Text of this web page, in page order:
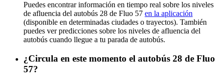
Puedes encontrar información en tiempo real sobre los niveles
de afluencia del autobús 28 de Fluo 57 en la aplicación
(disponible en determinadas ciudades o trayectos). También
puedes ver predicciones sobre los niveles de afluencia del
autobús cuando llegue a tu parada de autobús.
¿Circula en este momento el autobús 28 de Fluo
57?